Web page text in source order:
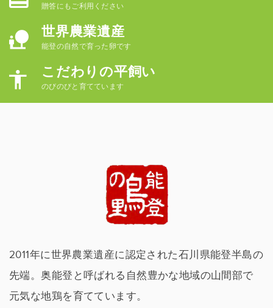
贈答にもご利用ください
世界農業遺産
能登の自然で育った卵です
こだわりの平飼い
のびのびと育てています
2011年に世界農業遺産に認定された石川県能登半島の
先端。奥能登と呼ばれる自然豊かな地域の山間部で
元気な地鶏を育てています。